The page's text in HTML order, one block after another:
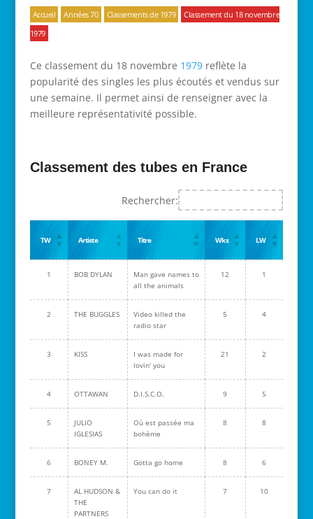
Accueil Années 70 Classements de 1979
Classement du 18 novembre
1979
Ce classement du 18 novembre 1979reflète la
popularité des singles les plus écoutés et vendus sur
une semaine. Il permet ainsi de renseigner avec la
meilleure représentativité possible.
Classement des tubes en France
Rechercher:
TW Artiste Titre Wks LW
1 BOB DYLAN
Man gave names to
all the animals
12 1
2 THE BUGGLES
Video killed the
radio star
5 4
3 KISS
I was made for
lovin' you
21 2
4 OTTAWAN D.I.S.C.O. 9 5
5
JULIO
IGLESIAS
Où est passée ma
bohème
8 8
6 BONEY M. Gotta go home 8 6
7
AL HUDSON &
THE
PARTNERS
You can do it 7 10